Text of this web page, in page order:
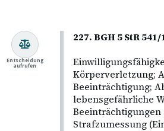
227. BGH 5 StR
Körperverletzung;
Beeinträchtigung;
lebensgefährliche
Strafzumessung
Entscheidung
aufrufen